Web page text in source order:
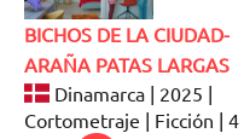
BICHOS DE LA CIUDAD-
ARAÑA PATAS LARGAS
Dinamarca | 2025 |
Cortometraje | Ficción | 4